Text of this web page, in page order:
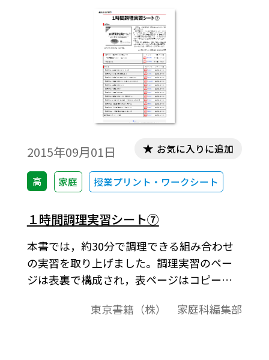
い。今回は，近畿地方の郷土料理を取り上
げました。地元の郷土料理の再発見につな
がるとともに，修学旅行などの事前学習と
して，役立てていただければと思います。
2015年09月01日
高 家庭 授業プリント・ワークシート
お気に入りに追加
１時間調理実習シート⑦
本書では，約30分で調理できる組み合わせ
の実習を取り上げました。調理実習のペー
ジは表裏で構成され，表ページはコピーし
裏ページは先生方が調理実習を進めるとき
東京書籍（株） 家庭科編集部